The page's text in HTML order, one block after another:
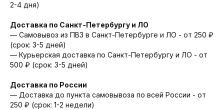
2-4 дня)
Доставка по Санкт-Петербургу и ЛО
— Cамовывоз из ПВЗ в Санкт-Петербурге и ЛО - от 250 ₽
(срок: 3-5 дней)
— Курьерская доставка по Санкт-Петербургу и ЛО - от
500 ₽ (срок: 3-5 дней)
Доставка по России
— Доставка до пункта самовывоза по всей России - от
250 ₽ (срок: 1-2 недели)